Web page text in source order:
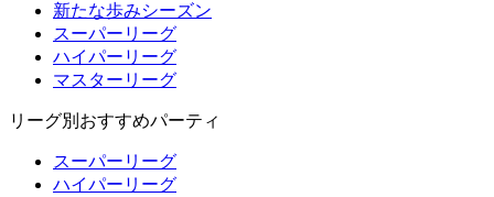
新たな歩みシーズン
スーパーリーグ
ハイパーリーグ
マスターリーグ
リーグ別おすすめパーティ
スーパーリーグ
ハイパーリーグ